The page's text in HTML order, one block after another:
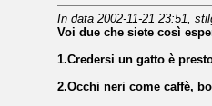
In data 2002-11-21 23:51,
Voi due che siete così
1.Credersi un gatto è
2.Occhi neri come caffè,